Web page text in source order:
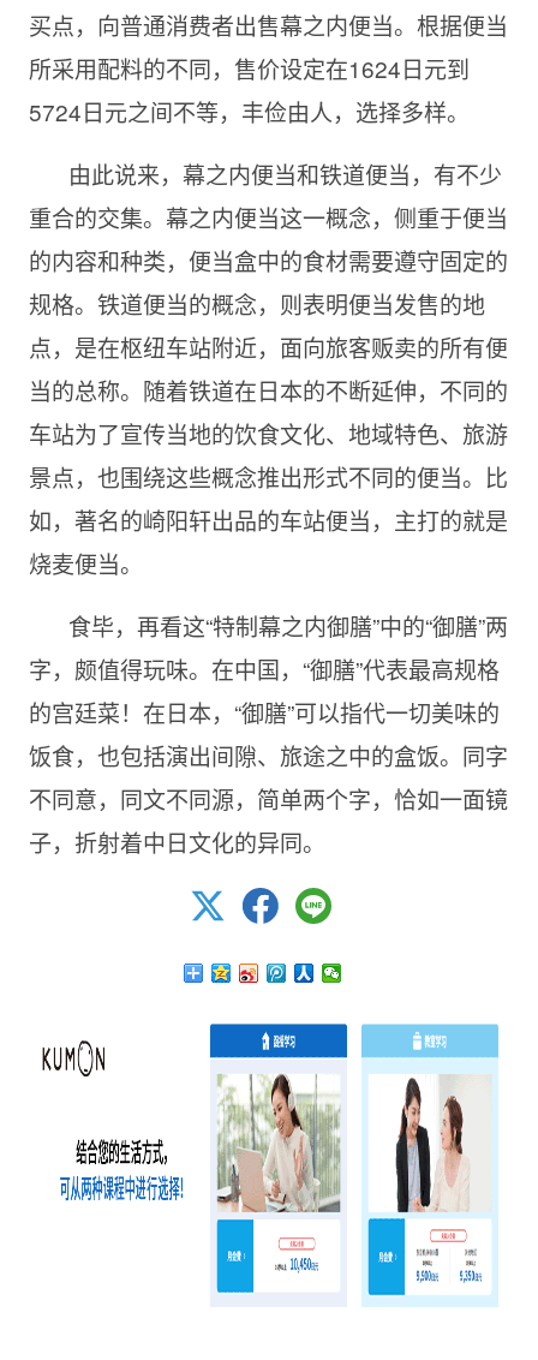
买点，向普通消费者出售幕之内便当。根据便当
所采用配料的不同，售价设定在1624日元到
5724日元之间不等，丰俭由人，选择多样。
由此说来，幕之内便当和铁道便当，有不少
重合的交集。幕之内便当这一概念，侧重于便当
的内容和种类，便当盒中的食材需要遵守固定的
规格。铁道便当的概念，则表明便当发售的地
点，是在枢纽车站附近，面向旅客贩卖的所有便
当的总称。随着铁道在日本的不断延伸，不同的
车站为了宣传当地的饮食文化、地域特色、旅游
景点，也围绕这些概念推出形式不同的便当。比
如，著名的崎阳轩出品的车站便当，主打的就是
烧麦便当。
食毕，再看这“特制幕之内御膳”中的“御膳”两
字，颇值得玩味。在中国，“御膳”代表最高规格
的宫廷菜！在日本，“御膳”可以指代一切美味的
饭食，也包括演出间隙、旅途之中的盒饭。同字
不同意，同文不同源，简单两个字，恰如一面镜
子，折射着中日文化的异同。